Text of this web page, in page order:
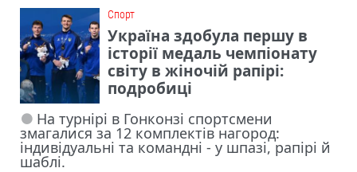
Cпорт
Україна здобула першу в
історії медаль чемпіонату
світу в жіночій рапірі:
подробиці
На турнірі в Гонконзі спортсмени
змагалися за 12 комплектів нагород:
індивідуальні та командні - у шпазі, рапірі й
шаблі.